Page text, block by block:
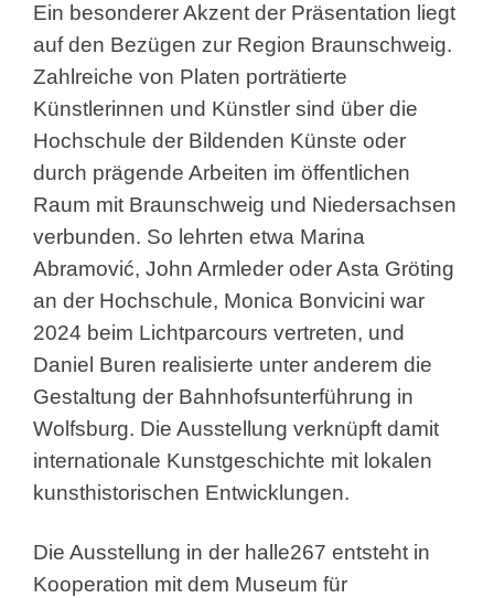
Ein besonderer Akzent der Präsentation liegt
auf den Bezügen zur Region Braunschweig.
Zahlreiche von Platen porträtierte
Künstlerinnen und Künstler sind über die
Hochschule der Bildenden Künste oder
durch prägende Arbeiten im öffentlichen
Raum mit Braunschweig und Niedersachsen
verbunden. So lehrten etwa Marina
Abramović, John Armleder oder Asta Gröting
an der Hochschule, Monica Bonvicini war
2024 beim Lichtparcours vertreten, und
Daniel Buren realisierte unter anderem die
Gestaltung der Bahnhofsunterführung in
Wolfsburg. Die Ausstellung verknüpft damit
internationale Kunstgeschichte mit lokalen
kunsthistorischen Entwicklungen.
Die Ausstellung in der halle267 entsteht in
Kooperation mit dem Museum für